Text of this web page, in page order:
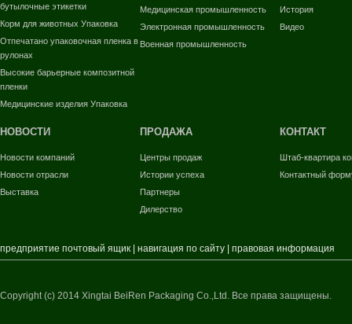
бутылочные этикетки
Корм для животных Упаковка
Отпечатано упаковочная пленка в
рулонах
Высокие барьерные композитной
пленки
Медицинские изделия Упаковка
Медицинская промышленность
Электронная промышленность
Военная промышленность
История
Видео
НОВОСТИ
Новости компаний
Новости отрасли
Выставка
ПРОДАЖА
Центры продаж
Истории успеха
Партнеры
Дилерство
КОНТАКТ
Штаб-квартира
Контактный
предприятие почтовый ящик | навигация по сайту | правовая информация
Copyright (c) 2014 Xingtai BeiRen Packaging Co.,Ltd. Все права защищены.